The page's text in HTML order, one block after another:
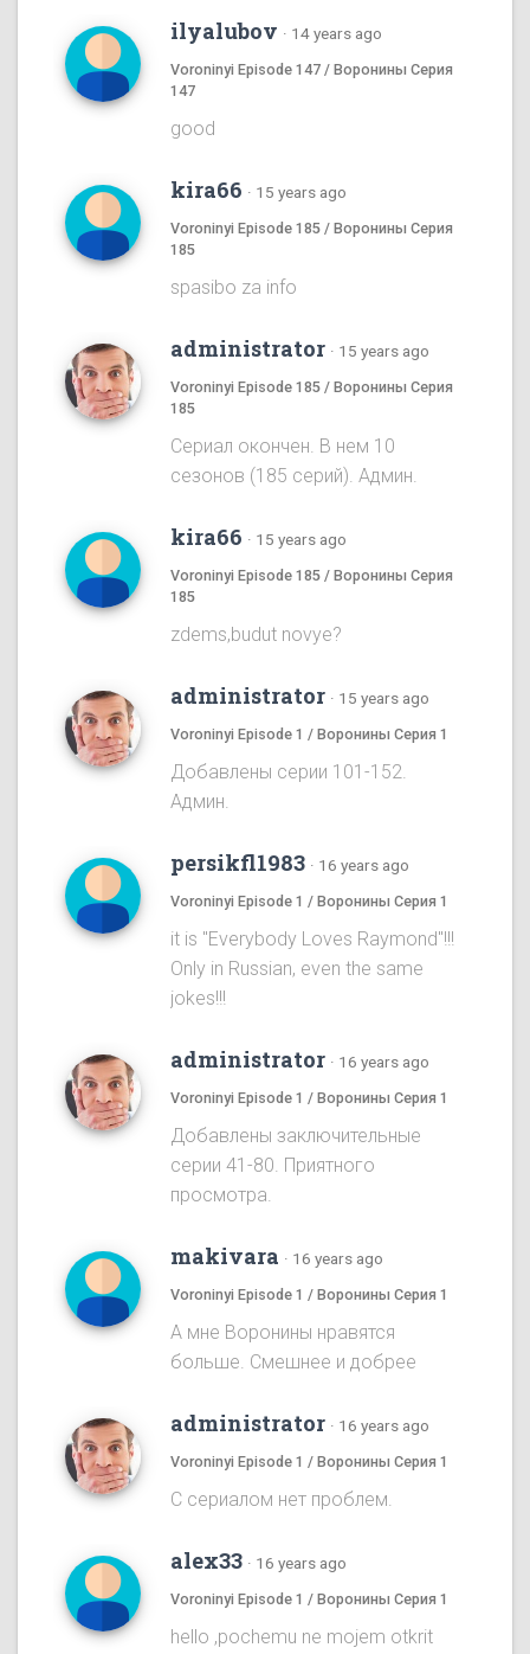
ilyalubov · 14 years ago
Voroninyi Episode 147 / Воронины Серия
147
good
kira66 · 15 years ago
Voroninyi Episode 185 / Воронины Серия
185
spasibo za info
administrator · 15 years ago
Voroninyi Episode 185 / Воронины Серия
185
Сериал окончен. В нем 10
сезонов (185 серий). Админ.
kira66 · 15 years ago
Voroninyi Episode 185 / Воронины Серия
185
zdems,budut novye?
administrator · 15 years ago
Voroninyi Episode 1 / Воронины Серия 1
Добавлены серии 101-152.
Админ.
persikfl1983 · 16 years ago
Voroninyi Episode 1 / Воронины Серия 1
it is "Everybody Loves Raymond"!!!
Only in Russian, even the same
jokes!!!
administrator · 16 years ago
Voroninyi Episode 1 / Воронины Серия 1
Добавлены заключительные
серии 41-80. Приятного
просмотра.
makivara · 16 years ago
Voroninyi Episode 1 / Воронины Серия 1
А мне Воронины нравятся
больше. Смешнее и добрее
administrator · 16 years ago
Voroninyi Episode 1 / Воронины Серия 1
С сериалом нет проблем.
alex33 · 16 years ago
Voroninyi Episode 1 / Воронины Серия 1
hello ,pochemu ne mojem otkrit